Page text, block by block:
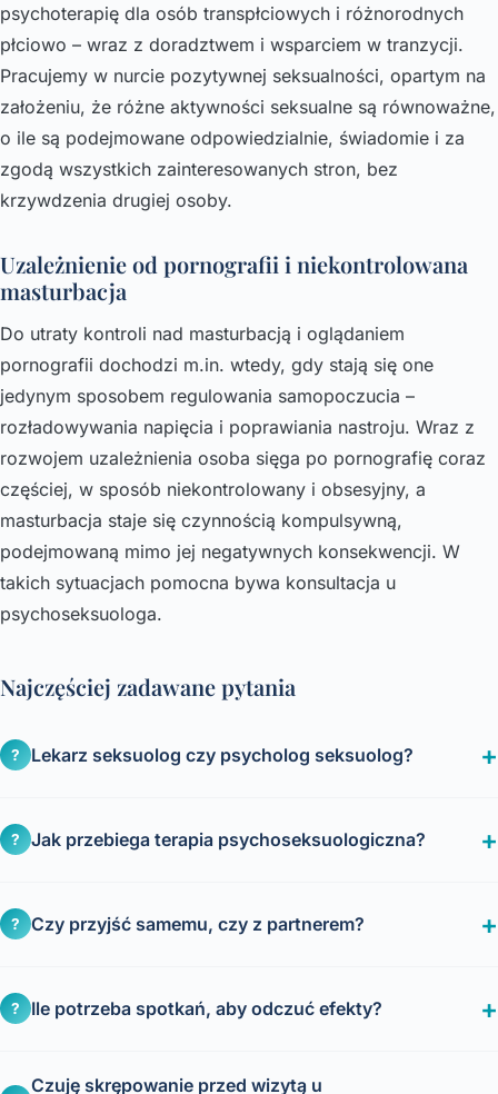
psychoterapię dla osób transpłciowych i różnorodnych
płciowo – wraz z doradztwem i wsparciem w tranzycji.
Pracujemy w nurcie pozytywnej seksualności, opartym na
założeniu, że różne aktywności seksualne są równoważne,
o ile są podejmowane odpowiedzialnie, świadomie i za
zgodą wszystkich zainteresowanych stron, bez
krzywdzenia drugiej osoby.
Uzależnienie od pornografii i niekontrolowana
masturbacja
Do utraty kontroli nad masturbacją i oglądaniem
pornografii dochodzi m.in. wtedy, gdy stają się one
jedynym sposobem regulowania samopoczucia –
rozładowywania napięcia i poprawiania nastroju. Wraz z
rozwojem uzależnienia osoba sięga po pornografię coraz
częściej, w sposób niekontrolowany i obsesyjny, a
masturbacja staje się czynnością kompulsywną,
podejmowaną mimo jej negatywnych konsekwencji. W
takich sytuacjach pomocna bywa konsultacja u
psychoseksuologa.
Najczęściej zadawane pytania
? Lekarz seksuolog czy psycholog seksuolog?
? Jak przebiega terapia psychoseksuologiczna?
? Czy przyjść samemu, czy z partnerem?
? Ile potrzeba spotkań, aby odczuć efekty?
Czuję skrępowanie przed wizytą u